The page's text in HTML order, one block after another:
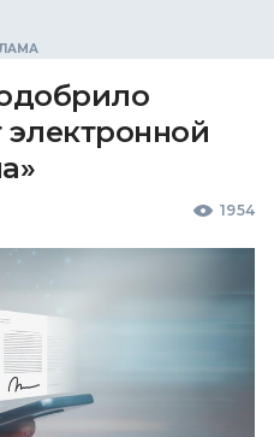
1954